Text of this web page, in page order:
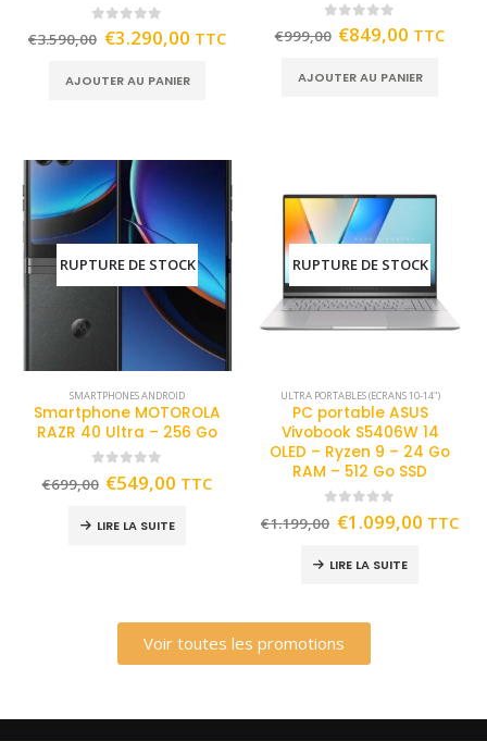
out of 5
€3.590,00 €3.290,00 TTC
AJOUTER AU PANIER
out of 5
€999,00 €849,00 TTC
AJOUTER AU PANIER
RUPTURE DE STOCK
SMARTPHONES ANDROID
Smartphone MOTOROLA
RAZR 40 Ultra – 256 Go
out of 5
€699,00 €549,00 TTC
LIRE LA SUITE
RUPTURE DE STOCK
ULTRA PORTABLES (ECRANS 10-14")
PC portable ASUS
Vivobook S5406W 14
OLED – Ryzen 9 – 24 Go
RAM – 512 Go SSD
out of 5
€1.199,00 €1.099,00 TTC
LIRE LA SUITE
Voir toutes les promotions